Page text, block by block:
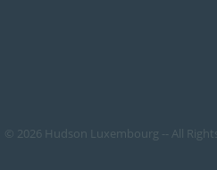
© 2026 Hudson Luxembourg -- All